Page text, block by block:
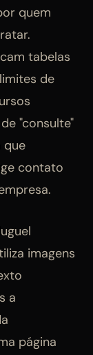
quem
tabelas
de
"consulte"
que
contato
imagens
a
página